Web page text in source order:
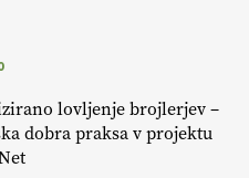
lovljenje brojlerjev –
dobra praksa v projektu